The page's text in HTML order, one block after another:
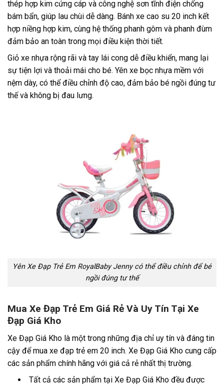
thép hợp kim cứng cáp và công nghệ sơn tĩnh điện chống
bám bẩn, giúp lau chùi dễ dàng. Bánh xe cao su 20 inch kết
hợp niềng hợp kim, cùng hệ thống phanh gôm và phanh đùm
đảm bảo an toàn trong mọi điều kiện thời tiết.
Giỏ xe nhựa rộng rãi và tay lái cong dễ điều khiển, mang lại
sự tiện lợi và thoải mái cho bé. Yên xe bọc nhựa mềm với
nệm dày, có thể điều chỉnh độ cao, đảm bảo bé ngồi đúng tư
thế và không bị đau lưng.
Yên Xe Đạp Trẻ Em RoyalBaby Jenny có thể điều chỉnh để bé
ngồi đúng tư thế
Mua Xe Đạp Trẻ Em Giá Rẻ Và Uy Tín Tại Xe
Đạp Giá Kho
Xe Đạp Giá Kho là một trong những địa chỉ uy tín và đáng tin
cậy để mua xe đạp trẻ em 20 inch. Xe Đạp Giá Kho cung cấp
các sản phẩm chính hãng với giá cả rẻ nhất thị trường.
Tất cả các sản phẩm tại Xe Đạp Giá Kho đều được